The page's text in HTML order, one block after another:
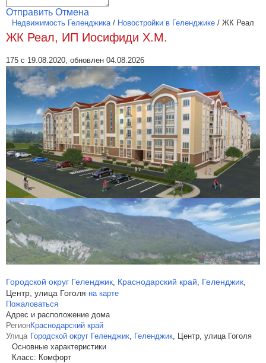
Отправить Отмена
Недвижимость Геленджика/ Новостройки в Геленджике / ЖК Реал
ЖК Реал, ИП Иосифиди Х.М.
175 с 19.08.2020, обновлен 04.08.2026
Городской округ Геленджик, Краснодарский край, Геленджик,
Центр, улица Гоголя на карте
Пожаловаться
Адрес и расположение дома
РегионКраснодарский край
Улица Городской округ Геленджик, Геленджик, Центр, улица Гоголя
Основные характеристики
Класс: Комфорт